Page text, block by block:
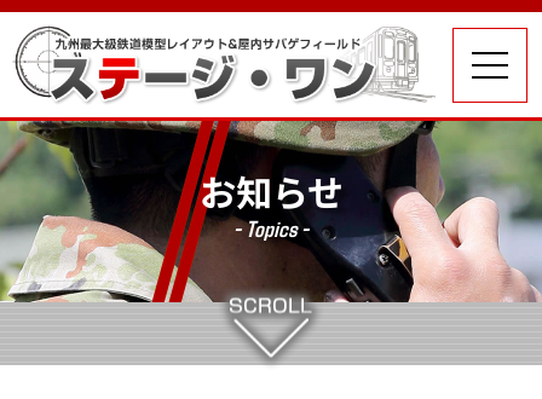
お知らせ
- Topics -